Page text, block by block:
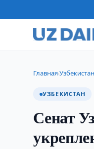
Главная›Узбекистан
УЗБЕКИСТАН
Сенат